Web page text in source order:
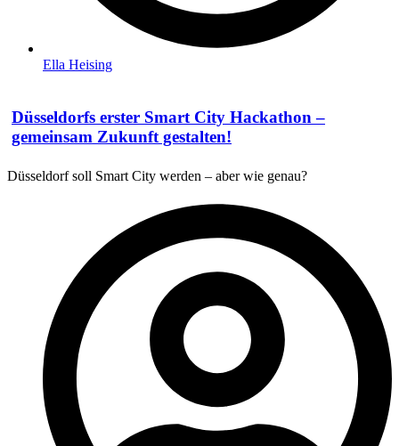
Ella Heising
Düsseldorfs erster Smart City Hackathon –
gemeinsam Zukunft gestalten!
Düsseldorf soll Smart City werden – aber wie genau?